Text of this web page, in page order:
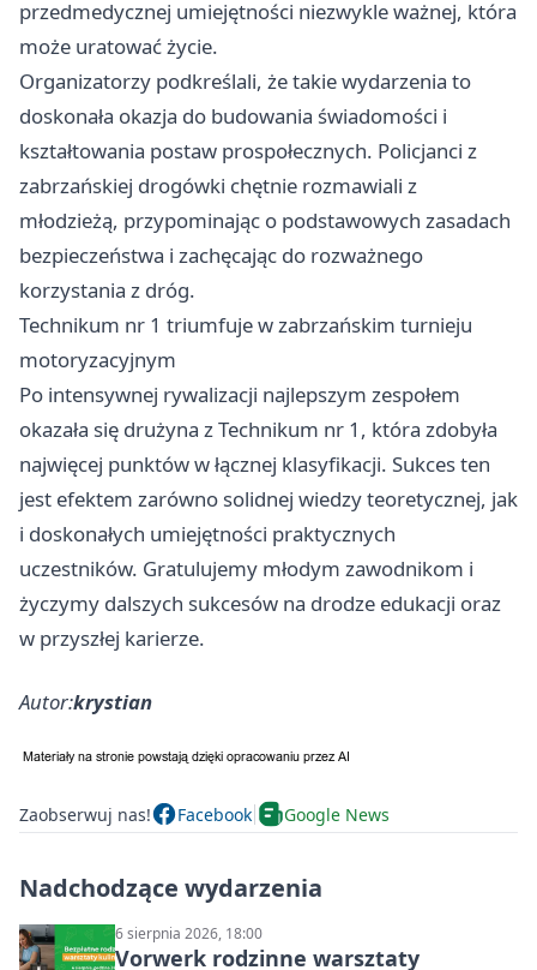
przedmedycznej umiejętności niezwykle ważnej, która
może uratować życie.
Organizatorzy podkreślali, że takie wydarzenia to
doskonała okazja do budowania świadomości i
kształtowania postaw prospołecznych. Policjanci z
zabrzańskiej drogówki chętnie rozmawiali z
młodzieżą, przypominając o podstawowych zasadach
bezpieczeństwa i zachęcając do rozważnego
korzystania z dróg.
Technikum nr 1 triumfuje w zabrzańskim turnieju
motoryzacyjnym
Po intensywnej rywalizacji najlepszym zespołem
okazała się drużyna z Technikum nr 1, która zdobyła
najwięcej punktów w łącznej klasyfikacji. Sukces ten
jest efektem zarówno solidnej wiedzy teoretycznej, jak
i doskonałych umiejętności praktycznych
uczestników. Gratulujemy młodym zawodnikom i
życzymy dalszych sukcesów na drodze edukacji oraz
w przyszłej karierze.
Autor:krystian
Zaobserwuj nas! Facebook Google News
Nadchodzące wydarzenia
6 sierpnia 2026, 18:00
Vorwerk rodzinne warsztaty